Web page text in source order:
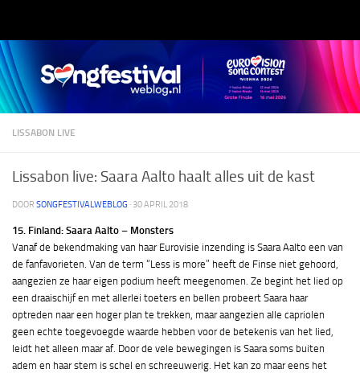
LISSABON LIVE
Lissabon live: Saara Aalto haalt alles uit de kast
DOOR SONGFESTIVALWEBLOG · 30 APRIL 2018
15. Finland: Saara Aalto – Monsters
Vanaf de bekendmaking van haar Eurovisie inzending is Saara Aalto een van
de fanfavorieten. Van de term “Less is more” heeft de Finse niet gehoord,
aangezien ze haar eigen podium heeft meegenomen. Ze begint het lied op
een draaischijf en met allerlei toeters en bellen probeert Saara haar
optreden naar een hoger plan te trekken, maar aangezien alle capriolen
geen echte toegevoegde waarde hebben voor de betekenis van het lied,
leidt het alleen maar af. Door de vele bewegingen is Saara soms buiten
adem en haar stem is schel en schreeuwerig. Het kan zo maar eens het